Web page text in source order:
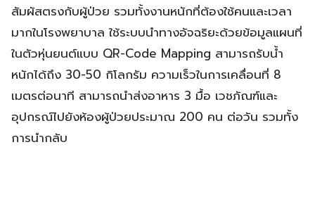
สัมผัสตรงกับผู้ป่วย รวมทั้งงานหนักที่ต้องใช้คนและเวลา
มากในโรงพยาบาล ใช้ระบบนำทางอัจฉริยะด้วยข้อมูลแผนที่
ในตัวหุ่นยนต์แบบ QR-Code Mapping สามารถรับน้ำ
หนักได้ถึง 30-50 กิโลกรัม ความเร็วในการเคลื่อนที่ 8
เมตรต่อนาที สามารถนำส่งอาหาร 3 มื้อ เวชภัณฑ์และ
อุปกรณ์ไปยังห้องผู้ป่วยประมาณ 200 คน ต่อวัน รวมทั้ง
การนำกลับ